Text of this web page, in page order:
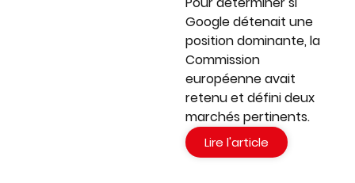
Google détenait une
position dominante, la
Commission
européenne avait
retenu et défini deux
marchés pertinents.
Lire l'article